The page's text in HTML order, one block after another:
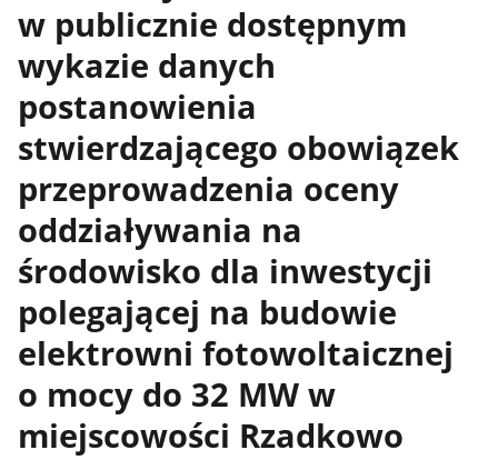
w publicznie dostępnym
wykazie danych
postanowienia
stwierdzającego obowiązek
przeprowadzenia oceny
oddziaływania na
środowisko dla inwestycji
polegającej na budowie
elektrowni fotowoltaicznej
o mocy do 32 MW w
miejscowości Rzadkowo